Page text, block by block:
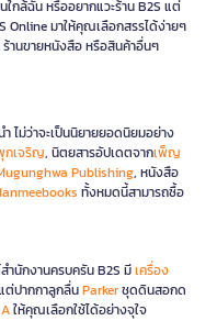
กล้ฉัน หรืออยากแวะร้าน B2S แต่
Online มาให้คุณเลือกสรรได้ง่ายๆ
านขายหนังสือ หรือสินค้าอื่นๆ
ไม่ว่าจะเป็นนิยายยอดนิยมอย่าง
เจริญ, นิตยสารอัปเดตจากเพ็ญ
Publishing, หนังสือ
ทั้งหมดนี้สามารถซื้อ
นักงานครบครัน B2S มีเครื่อง
ต่ปากกาลูกลื่นParkerชุดดินสอกด
ให้คุณเลือกใช้ได้อย่างจุใจ